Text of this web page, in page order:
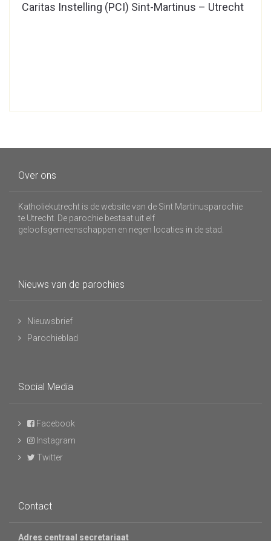
Caritas Instelling (PCI) Sint-Martinus – Utrecht
Over ons
Katholiekutrecht is de website van de Sint Martinusparochie
te Utrecht. De parochie bestaat uit elf
geloofsgemeenschappen en negen locaties in de stad.
Nieuws van de parochies
Nieuwsbrief
Parochieblad
Social Media
Facebook
Instagram
Twitter
Contact
Adres centraal secretariaat